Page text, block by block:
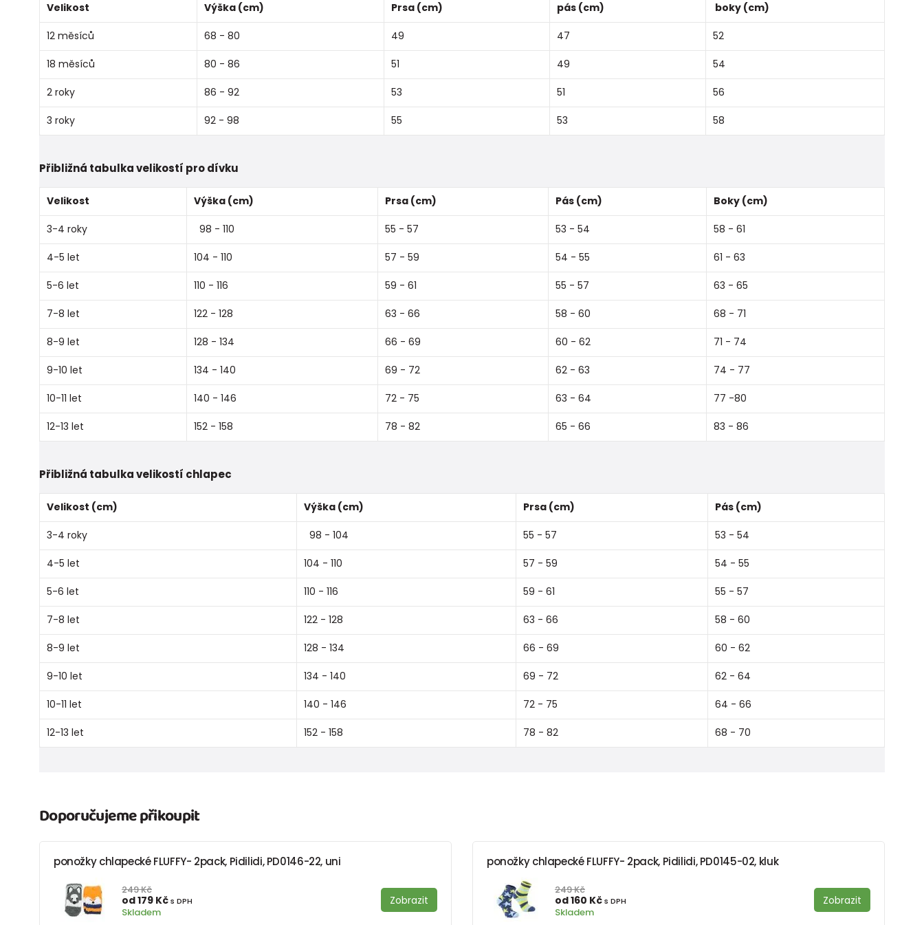
Velikost Výška (cm) Prsa (cm) pás (cm) boky (cm)
12 měsíců 68 - 80 49 47 52
18 měsíců 80 - 86 51 49 54
2 roky 86 - 92 53 51 56
3 roky 92 - 98 55 53 58
Přibližná tabulka velikostí pro dívku
Velikost Výška (cm) Prsa (cm) Pás (cm) Boky (cm)
3-4 roky 98 - 110 55 - 57 53 - 54 58 - 61
4-5 let 104 - 110 57 - 59 54 - 55 61 - 63
5-6 let 110 - 116 59 - 61 55 - 57 63 - 65
7-8 let 122 - 128 63 - 66 58 - 60 68 - 71
8-9 let 128 - 134 66 - 69 60 - 62 71 - 74
9-10 let 134 - 140 69 - 72 62 - 63 74 - 77
10-11 let 140 - 146 72 - 75 63 - 64 77 -80
12-13 let 152 - 158 78 - 82 65 - 66 83 - 86
Přibližná tabulka velikostí chlapec
Velikost (cm) Výška (cm) Prsa (cm) Pás (cm)
3-4 roky 98 - 104 55 - 57 53 - 54
4-5 let 104 - 110 57 - 59 54 - 55
5-6 let 110 - 116 59 - 61 55 - 57
7-8 let 122 - 128 63 - 66 58 - 60
8-9 let 128 - 134 66 - 69 60 - 62
9-10 let 134 - 140 69 - 72 62 - 64
10-11 let 140 - 146 72 - 75 64 - 66
12-13 let 152 - 158 78 - 82 68 - 70
Doporučujeme přikoupit
ponožky chlapecké FLUFFY- 2pack, Pidilidi, PD0146-22, uni
249 Kč
od 179 Kčs DPH
Skladem
Zobrazit
ponožky chlapecké FLUFFY- 2pack, Pidilidi, PD0145-02, kluk
249 Kč
od 160 Kčs DPH
Skladem
Zobrazit